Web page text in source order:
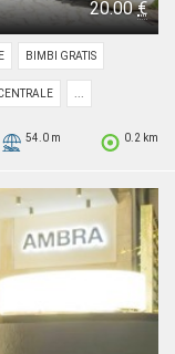
20.00€
BIMBI GRATIS
...
0.2 km
54.0 m